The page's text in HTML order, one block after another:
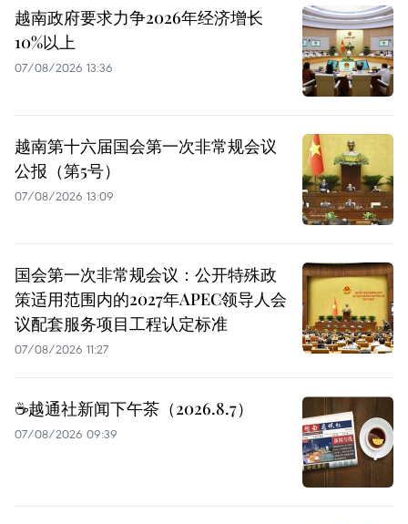
越南政府要求力争2026年经济增长
10%以上
07/08/2026 13:36
越南第十六届国会第一次非常规会议
公报（第5号）
07/08/2026 13:09
国会第一次非常规会议：公开特殊政
策适用范围内的2027年APEC领导人会
议配套服务项目工程认定标准
07/08/2026 11:27
☕️越通社新闻下午茶（2026.8.7）
07/08/2026 09:39